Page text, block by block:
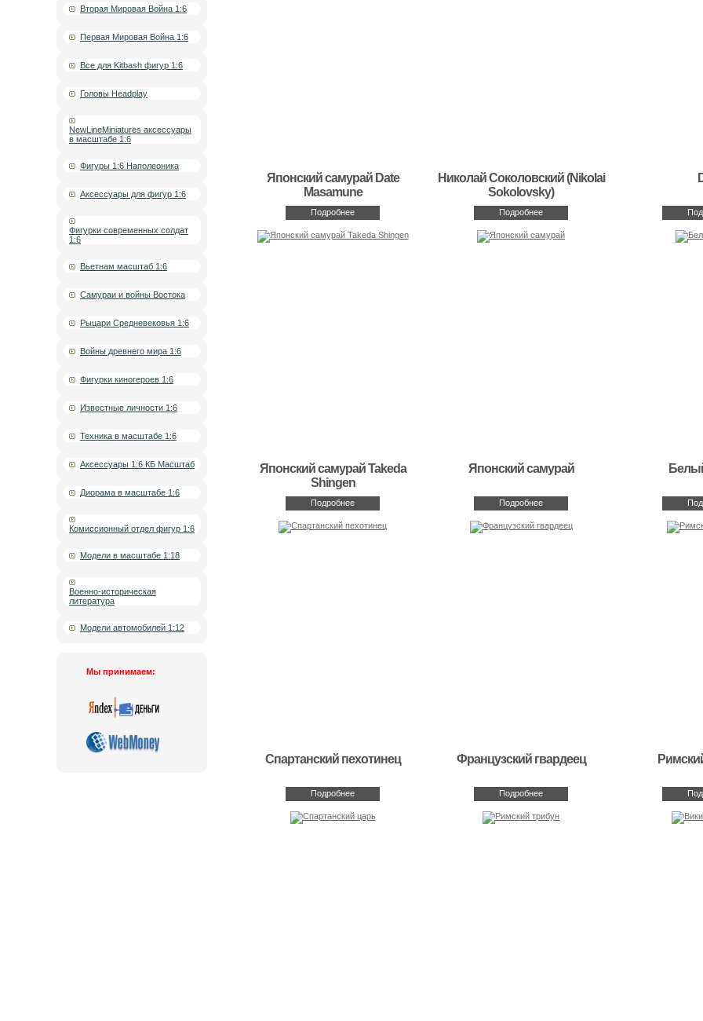
Вторая Мировая Война 1:6
Первая Мировая Война 1:6
Все для Kitbash фигур 1:6
Головы Headplay
NewLineMiniatures аксессуары
в масштабе 1:6
Фигуры 1:6 Наполеоника
Аксессуары для фигур 1:6
Фигурки современных солдат
1:6
Вьетнам масштаб 1:6
Самураи и войны Востока
Рыцари Средневековья 1:6
Войны древнего мира 1:6
Фигурки киногероев 1:6
Известные личности 1:6
Техника в масштабе 1:6
Аксессуары 1:6 КБ Масштаб
Диорама в масштабе 1:6
Комиссионный отдел фигур 1:6
Модели в масштабе 1:18
Военно-историческая
литература
Модели автомобилей 1:12
Мы принимаем:
Японский самурай Date
Masamune
Подробнее
Николай Соколовский (Nikolai
Sokolovsky)
Подробнее
Японский самурай Takeda
Shingen
Подробнее
Японский самурай
Подробнее
Спартанский пехотинец
Подробнее
Французский гвардеец
Подробнее